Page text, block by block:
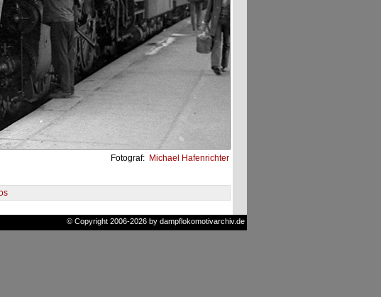
Fotograf: Michael Hafenrichter
© Copyright 2006-2026 by dampflokomotivarchiv.de